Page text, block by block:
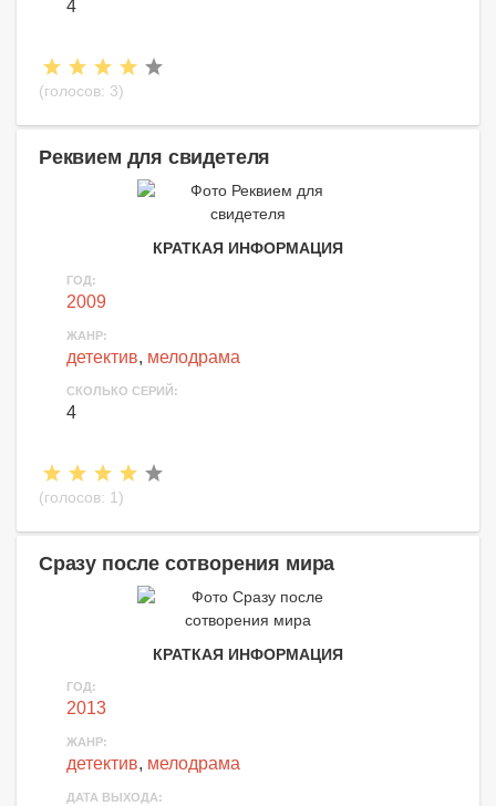
4
(голосов: 3)
Реквием для свидетеля
КРАТКАЯ ИНФОРМАЦИЯ
ГОД:
2009
ЖАНР:
детектив, мелодрама
СКОЛЬКО СЕРИЙ:
4
(голосов: 1)
Сразу после сотворения мира
КРАТКАЯ ИНФОРМАЦИЯ
ГОД:
2013
ЖАНР:
детектив, мелодрама
ДАТА ВЫХОДА: